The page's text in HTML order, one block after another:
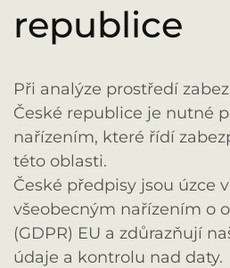
republice
Při analýze prostředí
České republice je nutné
nařízením, které řídí
této oblasti.
České předpisy jsou úzce
všeobecným nařízením o
(GDPR) EU a zdůrazňují
údaje a kontrolu nad daty.